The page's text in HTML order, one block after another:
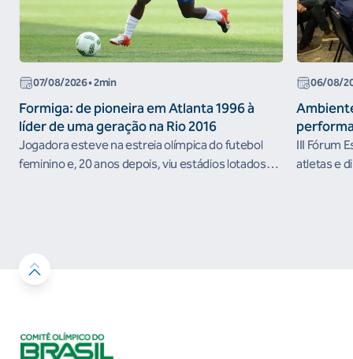
07/08/2026• 2min
Formiga: de pioneira em Atlanta 1996 à
líder de uma geração na Rio 2016
Jogadora esteve na estreia olímpica do futebol
feminino e, 20 anos depois, viu estádios lotados
06/08/
III Fórum
atletas e